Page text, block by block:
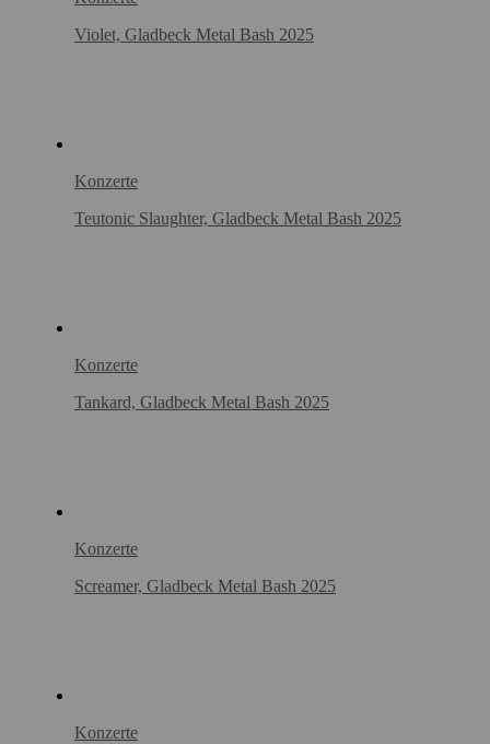
Violet, Gladbeck Metal Bash 2025
Konzerte
Teutonic Slaughter, Gladbeck Metal Bash 2025
Konzerte
Tankard, Gladbeck Metal Bash 2025
Konzerte
Screamer, Gladbeck Metal Bash 2025
Konzerte